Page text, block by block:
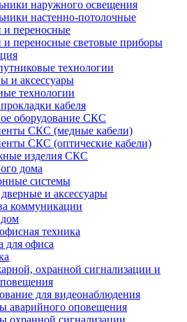
наружного освещения
настенно-потолочные
переносные
переносные световые приборы
технологии
и аксессуары
технологии
кабеля
оборудование СКС
СКС (медные кабели)
СКС (оптические кабели)
изделия СКС
дома
системы
и аксессуары
коммуникации
техника
для офиса
охранной сигнализации и
для видеонаблюдения
аварийного оповещения
охранной сигнализации